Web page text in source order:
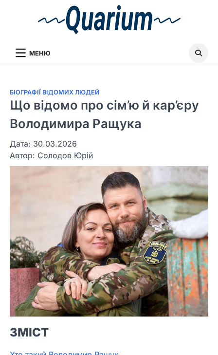
МЕНЮ
БІОГРАФІЇ ВІДОМИХ ЛЮДЕЙ
Що відомо про сім’ю й кар’єру
Володимира Ращука
Дата: 30.03.2026
Автор: Солодов Юрій
ЗМІСТ